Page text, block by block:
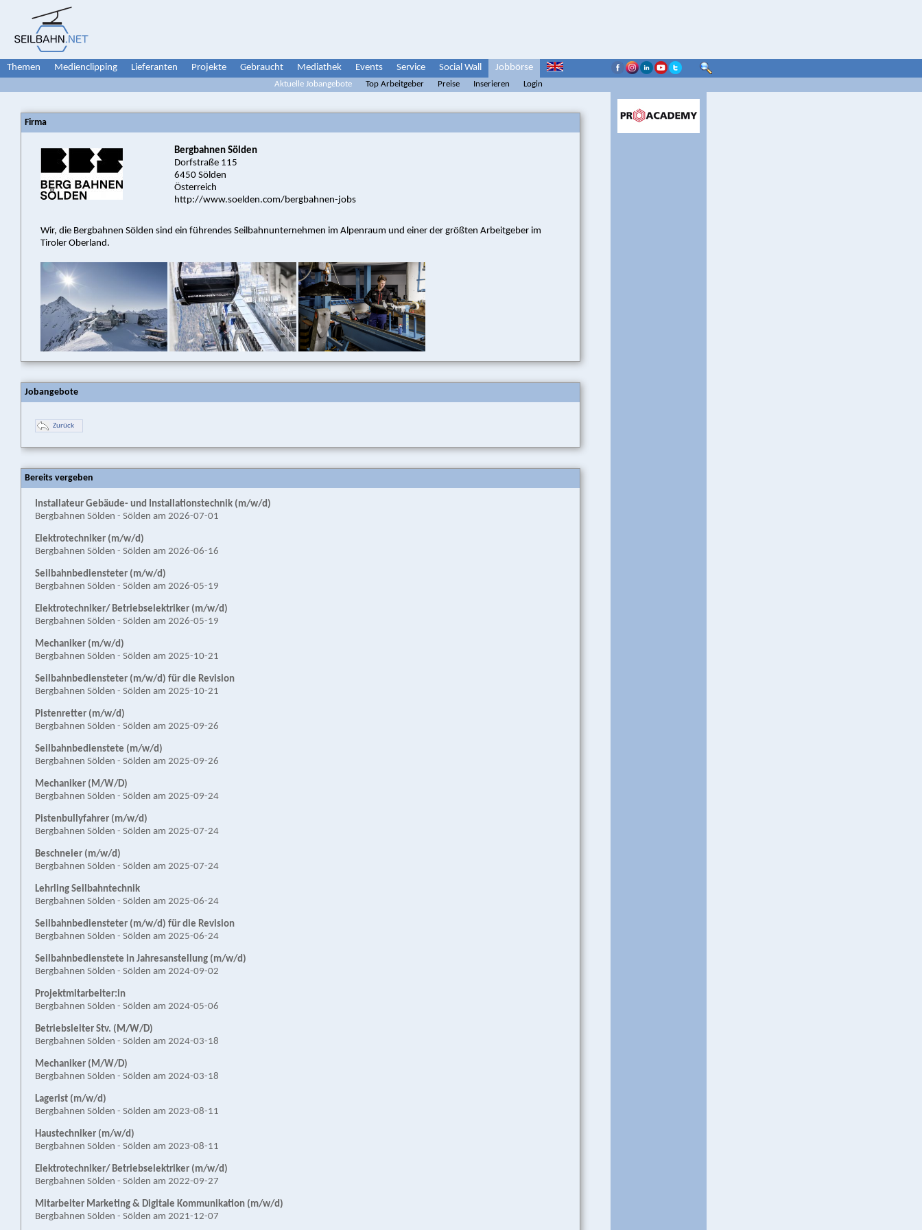
Themen Medienclipping Lieferanten Projekte Gebraucht Mediathek Events Service Social Wall Jobbörse
Aktuelle Jobangebote Top Arbeitgeber Preise Inserieren Login
Firma
Bergbahnen Sölden
Dorfstraße 115
6450 Sölden
Österreich
http://www.soelden.com/bergbahnen-jobs
Wir, die Bergbahnen Sölden sind ein führendes Seilbahnunternehmen im Alpenraum und einer der größten Arbeitgeber im
Tiroler Oberland.
Jobangebote
Zurück
Bereits vergeben
Installateur Gebäude- und Installationstechnik (m/w/d)
Bergbahnen Sölden - Sölden am 2026-07-01
Elektrotechniker (m/w/d)
Bergbahnen Sölden - Sölden am 2026-06-16
Seilbahn­bediensteter (m/w/d)
Bergbahnen Sölden - Sölden am 2026-05-19
Elektrotechniker/ Betriebselektriker (m/w/d)
Bergbahnen Sölden - Sölden am 2026-05-19
Mechaniker (m/w/d)
Bergbahnen Sölden - Sölden am 2025-10-21
Seilbahn­bediensteter (m/w/d) für die Revision
Bergbahnen Sölden - Sölden am 2025-10-21
Pistenretter (m/w/d)
Bergbahnen Sölden - Sölden am 2025-09-26
Seilbahnbedienstete (m/w/d)
Bergbahnen Sölden - Sölden am 2025-09-26
Mechaniker (M/W/D)
Bergbahnen Sölden - Sölden am 2025-09-24
Pistenbullyfahrer (m/w/d)
Bergbahnen Sölden - Sölden am 2025-07-24
Beschneier (m/w/d)
Bergbahnen Sölden - Sölden am 2025-07-24
Lehrling Seilbahntechnik
Bergbahnen Sölden - Sölden am 2025-06-24
Seilbahn­bediensteter (m/w/d) für die Revision
Bergbahnen Sölden - Sölden am 2025-06-24
Seilbahnbedienstete in Jahresanstellung (m/w/d)
Bergbahnen Sölden - Sölden am 2024-09-02
Projektmitarbeiter:in
Bergbahnen Sölden - Sölden am 2024-05-06
Betriebsleiter Stv. (M/W/D)
Bergbahnen Sölden - Sölden am 2024-03-18
Mechaniker (M/W/D)
Bergbahnen Sölden - Sölden am 2024-03-18
Lagerist (m/w/d)
Bergbahnen Sölden - Sölden am 2023-08-11
Haustechniker (m/w/d)
Bergbahnen Sölden - Sölden am 2023-08-11
Elektrotechniker/ Betriebselektriker (m/w/d)
Bergbahnen Sölden - Sölden am 2022-09-27
Mitarbeiter Marketing & Digitale Kommunikation (m/w/d)
Bergbahnen Sölden - Sölden am 2021-12-07